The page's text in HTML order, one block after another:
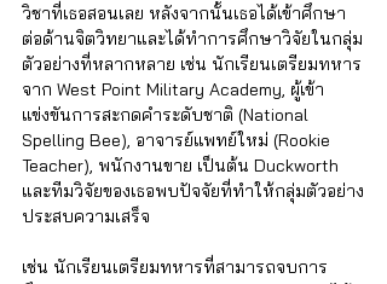
วิชาที่เธอสอนเลย หลังจากนั้นเธอได้เข้าศึกษา
ต่อด้านจิตวิทยาและได้ทำการศึกษาวิจัยในกลุ่ม
ตัวอย่างที่หลากหลาย เช่น นักเรียนเตรียมทหาร
จาก West Point Military Academy, ผู้เข้า
แข่งขันการสะกดคำระดับชาติ (National
Spelling Bee), อาจารย์แพทย์ใหม่ (Rookie
Teacher), พนักงานขาย เป็นต้น Duckworth
และทีมวิจัยของเธอพบปัจจัยที่ทำให้กลุ่มตัวอย่าง
ประสบความเสร็จ
เช่น นักเรียนเตรียมทหารที่สามารถจบการ